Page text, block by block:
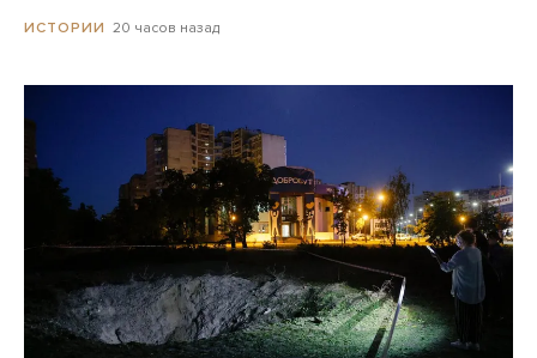
ИСТОРИИ 20 часов назад